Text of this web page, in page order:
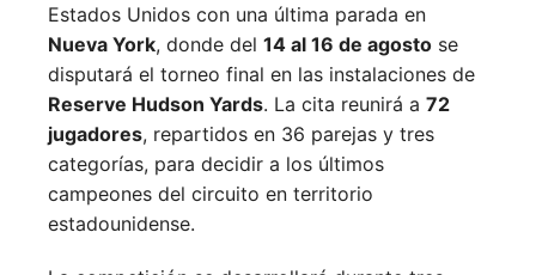
Estados Unidos con una última parada en
Nueva York, donde del 14 al 16 de agosto se
disputará el torneo final en las instalaciones de
Reserve Hudson Yards. La cita reunirá a 72
jugadores, repartidos en 36 parejas y tres
categorías, para decidir a los últimos
campeones del circuito en territorio
estadounidense.